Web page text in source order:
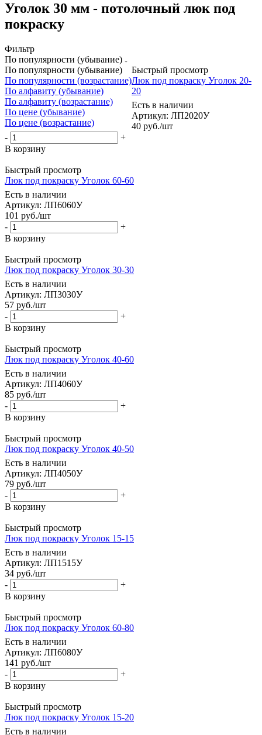
Уголок 30 мм - потолочный люк под
покраску
Фильтр
По популярности (убывание)
По популярности (убывание)
По популярности (возрастание)
По алфавиту (убывание)
По алфавиту (возрастание)
По цене (убывание)
По цене (возрастание)
Быстрый просмотр
Люк под покраску Уголок 20-
20
Есть в наличии
Артикул: ЛП2020У
40 руб./шт
-
+
В корзину
Быстрый просмотр
Люк под покраску Уголок 60-60
Есть в наличии
Артикул: ЛП6060У
101 руб./шт
-
+
В корзину
Быстрый просмотр
Люк под покраску Уголок 30-30
Есть в наличии
Артикул: ЛП3030У
57 руб./шт
-
+
В корзину
Быстрый просмотр
Люк под покраску Уголок 40-60
Есть в наличии
Артикул: ЛП4060У
85 руб./шт
-
+
В корзину
Быстрый просмотр
Люк под покраску Уголок 40-50
Есть в наличии
Артикул: ЛП4050У
79 руб./шт
-
+
В корзину
Быстрый просмотр
Люк под покраску Уголок 15-15
Есть в наличии
Артикул: ЛП1515У
34 руб./шт
-
+
В корзину
Быстрый просмотр
Люк под покраску Уголок 60-80
Есть в наличии
Артикул: ЛП6080У
141 руб./шт
-
+
В корзину
Быстрый просмотр
Люк под покраску Уголок 15-20
Есть в наличии